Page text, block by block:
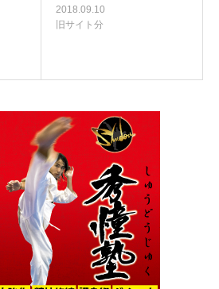
2018.09.10
旧サイト分